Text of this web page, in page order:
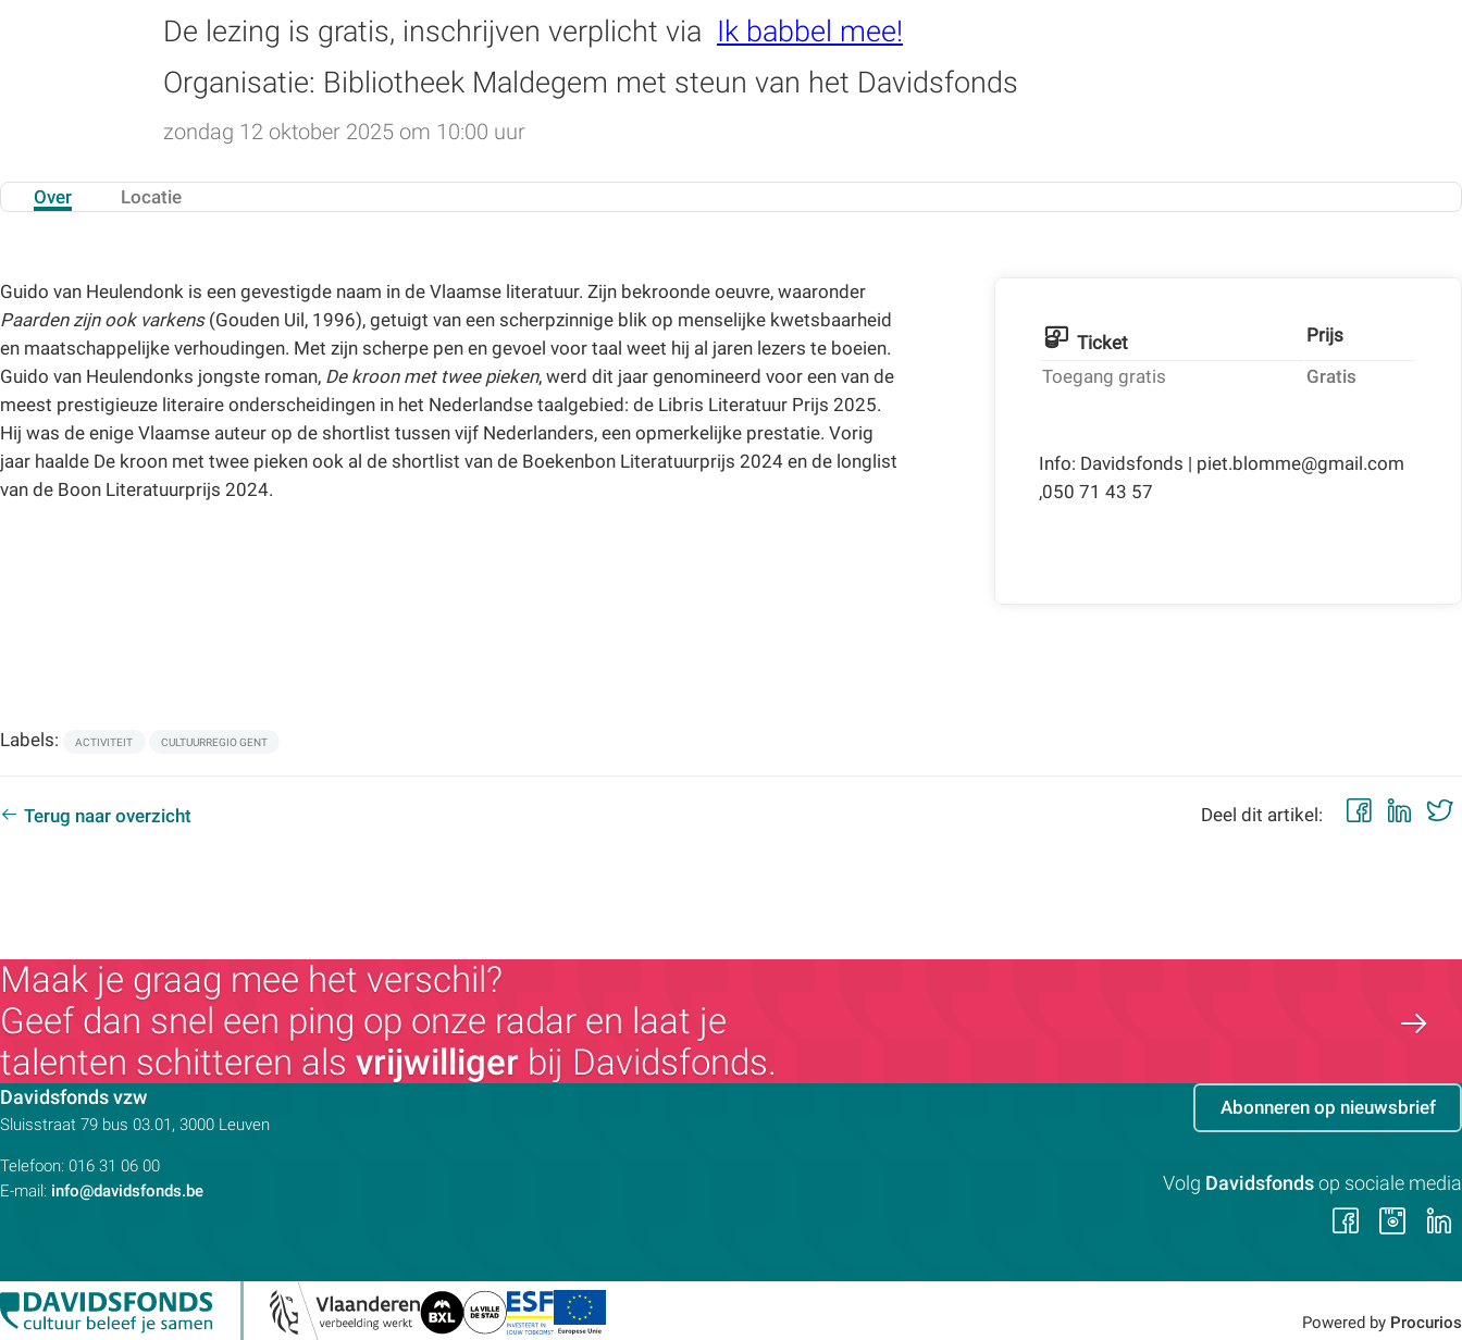
De lezing is gratis, inschrijven verplicht via Ik babbel mee!
Organisatie: Bibliotheek Maldegem met steun van het Davidsfonds
zondag 12 oktober 2025 om 10:00 uur
Over Locatie
Guido van Heulendonk is een gevestigde naam in de Vlaamse literatuur. Zijn bekroonde oeuvre, waaronder
Paarden zijn ook varkens(Gouden Uil, 1996), getuigt van een scherpzinnige blik op menselijke kwetsbaarheid
en maatschappelijke verhoudingen. Met zijn scherpe pen en gevoel voor taal weet hij al jaren lezers te boeien.
Guido van Heulendonks jongste roman, De kroon met twee pieken, werd dit jaar genomineerd voor een van de
meest prestigieuze literaire onderscheidingen in het Nederlandse taalgebied: de Libris Literatuur Prijs 2025.
Hij was de enige Vlaamse auteur op de shortlist tussen vijf Nederlanders, een opmerkelijke prestatie. Vorig
jaar haalde De kroon met twee pieken ook al de shortlist van de Boekenbon Literatuurprijs 2024 en de longlist
van de Boon Literatuurprijs 2024.
Ticket
Prijs
Toegang gratis
Gratis
Info: Davidsfonds | piet.blomme@gmail.com
,050 71 43 57
Labels: ACTIVITEIT CULTUURREGIO GENT
Terug naar overzicht Deel dit artikel:
Maak je graag mee het verschil?
Geef dan snel een ping op onze radar en laat je
talenten schitteren als vrijwilliger bij Davidsfonds.
Davidsfonds vzwContactpersoon:
Adres:
Sluisstraat 79 bus 03.01, 3000 Leuven
Telefoon: 016 31 06 00
E-mail: info@davidsfonds.be
Abonneren op nieuwsbrief
Volg Davidsfonds op sociale media
Volg
op op
Powered by Procurios